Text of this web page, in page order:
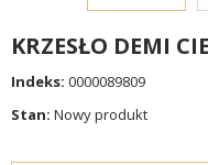
KRZESŁO DEMI
Indeks: 0000089809
Stan: Nowy produkt